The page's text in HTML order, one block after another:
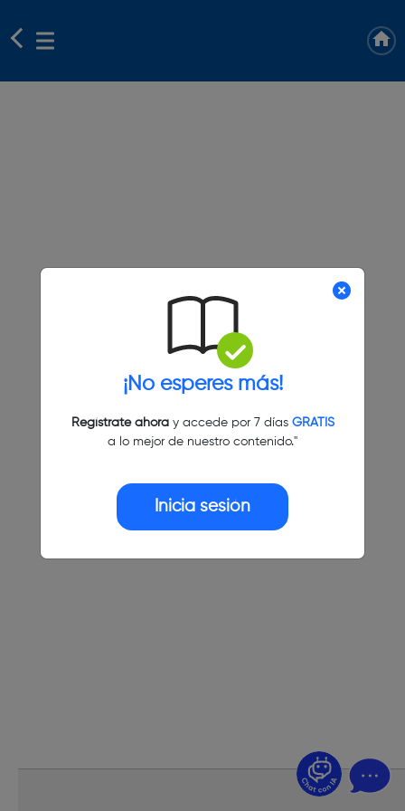
¡No esperes más!
Regístrate ahoray accede por 7 días GRATIS
a lo mejor de nuestro contenido."
Inicia sesión